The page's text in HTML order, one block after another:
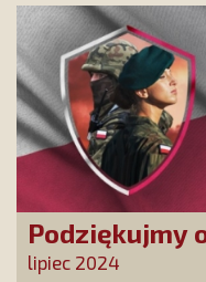
Podziękujmy
granicy
lipiec 2024